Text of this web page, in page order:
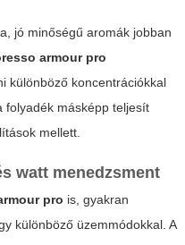
jó minőségű aromák jobban
armour pro
különböző koncentrációkkal
folyadék másképp teljesít
mellett.
watt menedzsment
pro is, gyakran
különböző üzemmódokkal. A